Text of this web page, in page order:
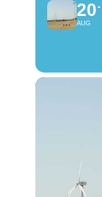
20
AUG